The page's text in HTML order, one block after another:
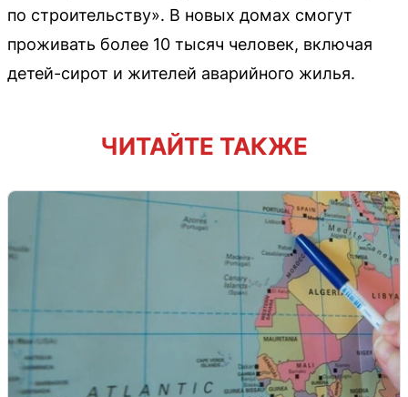
по строительству». В новых домах смогут
проживать более 10 тысяч человек, включая
детей-сирот и жителей аварийного жилья.
ЧИТАЙТЕ ТАКЖЕ